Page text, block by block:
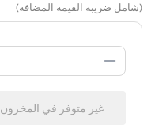
(شامل ضريبة القيمة المضافة)
غير متوفر في المخزون